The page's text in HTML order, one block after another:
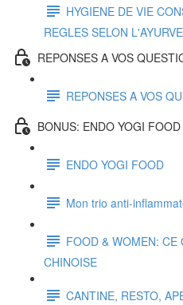
HYGIENE DE VIE
REGLES SELON
REPONSES A VOS
REPONSES A VOS
BONUS: ENDO YOGI FOOD
ENDO YOGI FOOD
Mon trio anti-
FOOD & WOMEN: CE
CHINOISE
CANTINE, RESTO,